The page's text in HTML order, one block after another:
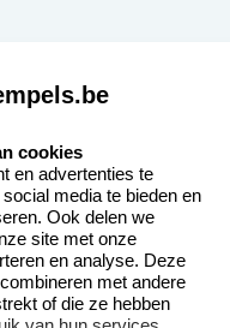
opnemen
gestelde vragen
cookies
en advertenties te
media te bieden en
Ook delen we
site met onze
en analyse. Deze
met andere
of die ze hebben